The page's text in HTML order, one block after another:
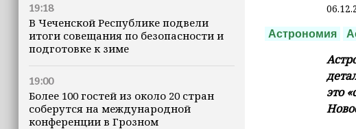
19:18
В Чеченской Республике подвели
итоги совещания по безопасности и
подготовке к зиме
19:00
Более 100 гостей из около 20 стран
соберутся на международной
конференции в Грозном
Астрономия
это